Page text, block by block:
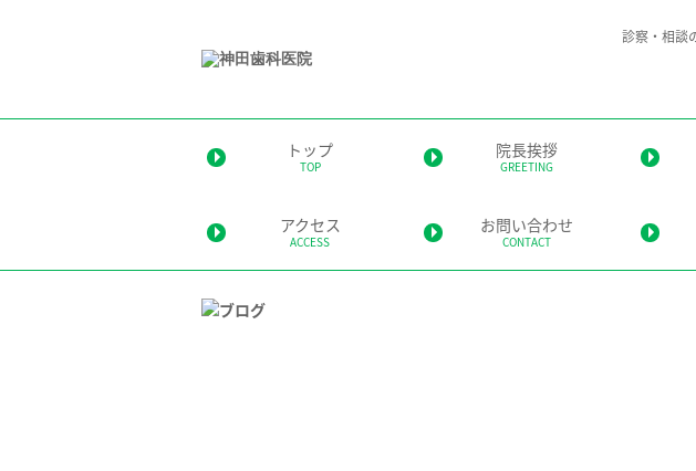
診察・相談
トップ
TOP
院長挨拶
GREETING
アクセス
ACCESS
お問い合わせ
CONTACT